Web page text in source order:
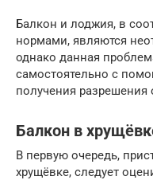
Балкон и лоджия, в
нормами, являются
однако данная
самостоятельно с
получения разрешения
Балкон в
В первую очередь,
хрущёвке, следует